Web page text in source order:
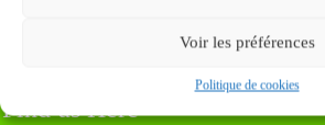
Voir les préférences
Politique de cookies
Find us Here